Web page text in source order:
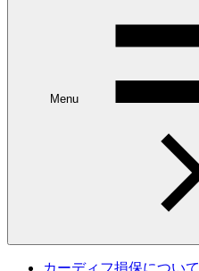
Menu
カーディフ損保について